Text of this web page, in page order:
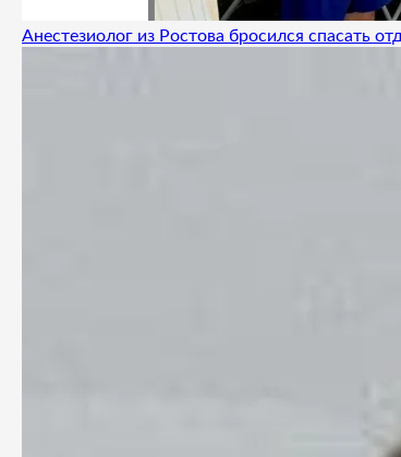
Анестезиолог из Ростова бросился спасать